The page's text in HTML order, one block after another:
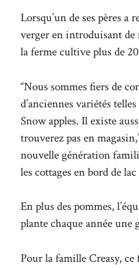
Lorsqu’un de ses pères
verger en introduisant de
la ferme cultive plus de
“Nous sommes fiers de
d’anciennes variétés
Snow apples. Il existe
trouverez pas en
nouvelle génération
les cottages en bord de
En plus des pommes,
plante chaque année une
Pour la famille Creasy, ce